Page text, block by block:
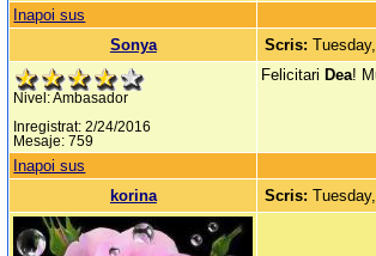
Inapoi sus
Sonya
Scris:
Nivel: Ambasador
Inregistrat: 2/24/2016
Mesaje: 759
Felicitari Dea!
Inapoi sus
korina
Scris: